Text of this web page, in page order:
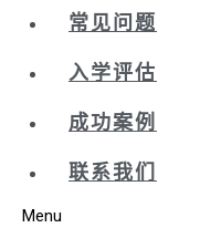
常见问题
入学评估
成功案例
联系我们
Menu